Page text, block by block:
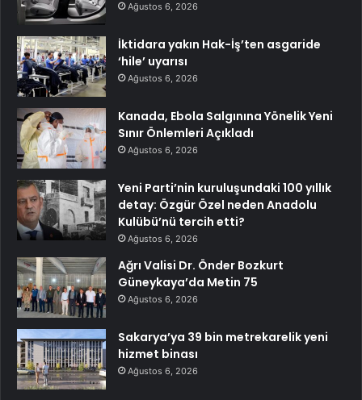
Ağustos 6, 2026
İktidara yakın Hak-İş’ten asgaride
‘hile’ uyarısı
Ağustos 6, 2026
Kanada, Ebola Salgınına Yönelik Yeni
Sınır Önlemleri Açıkladı
Ağustos 6, 2026
Yeni Parti’nin kuruluşundaki 100 yıllık
detay: Özgür Özel neden Anadolu
Kulübü’nü tercih etti?
Ağustos 6, 2026
Ağrı Valisi Dr. Önder Bozkurt
Güneykaya’da Metin 75
Ağustos 6, 2026
Sakarya’ya 39 bin metrekarelik yeni
hizmet binası
Ağustos 6, 2026